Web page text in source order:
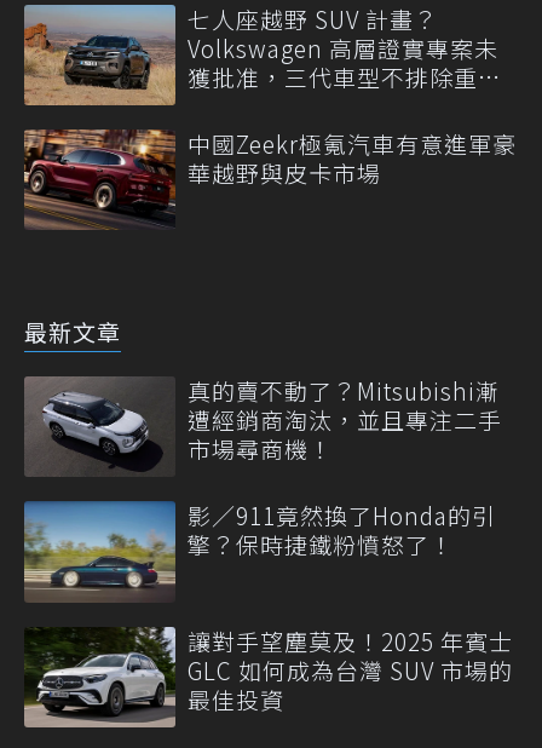
七人座越野 SUV 計畫？
Volkswagen 高層證實專案未
獲批准，三代車型不排除重
中國Zeekr極氪汽車有意進軍豪
華越野與皮卡市場
最新文章
真的賣不動了？Mitsubishi漸
遭經銷商淘汰，並且專注二手
市場尋商機！
影／911竟然換了Honda的引
擎？保時捷鐵粉憤怒了！
讓對手望塵莫及！2025 年賓士
GLC 如何成為台灣 SUV 市場的
最佳投資